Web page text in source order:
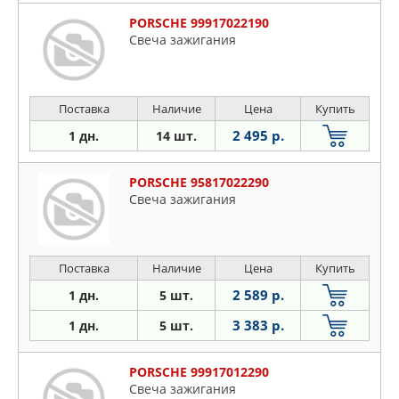
PORSCHE 99917022190
Свеча зажигания
Поставка Наличие Цена Купить
1 дн. 14 шт. 2 495 р.
PORSCHE 95817022290
Свеча зажигания
Поставка Наличие Цена Купить
1 дн. 5 шт. 2 589 р.
1 дн. 5 шт. 3 383 р.
PORSCHE 99917012290
Свеча зажигания